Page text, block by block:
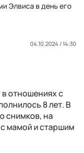
Элвиса в день его
04.10.2024 / 14:30
отношениях с
8 лет. В
снимков, на
мамой и старшим